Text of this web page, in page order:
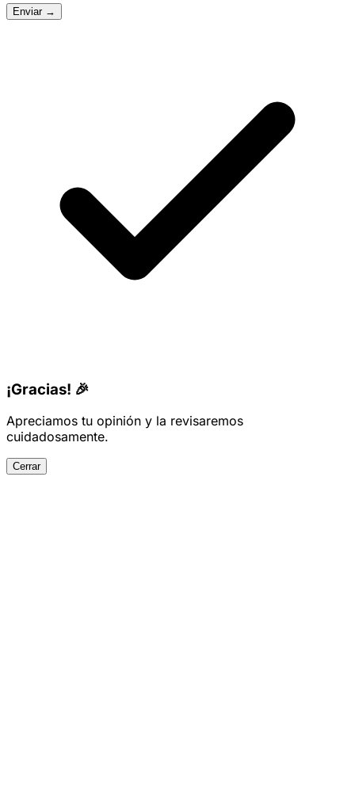
Enviar →
¡Gracias! 🎉
Apreciamos tu opinión y la revisaremos
cuidadosamente.
Cerrar